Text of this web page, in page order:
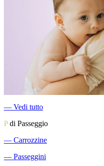
― Vedi tutto
Pdi Passeggio
― Carrozzine
― Passeggini